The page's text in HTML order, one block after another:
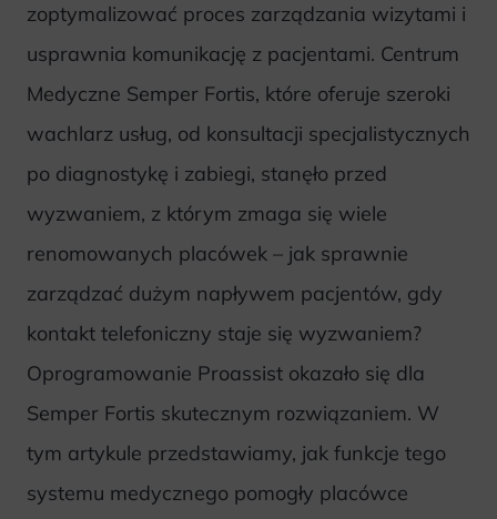
zoptymalizować proces zarządzania wizytami i
usprawnia komunikację z pacjentami. Centrum
Medyczne Semper Fortis, które oferuje szeroki
wachlarz usług, od konsultacji specjalistycznych
po diagnostykę i zabiegi, stanęło przed
wyzwaniem, z którym zmaga się wiele
renomowanych placówek – jak sprawnie
zarządzać dużym napływem pacjentów, gdy
kontakt telefoniczny staje się wyzwaniem?
Oprogramowanie Proassist okazało się dla
Semper Fortis skutecznym rozwiązaniem. W
tym artykule przedstawiamy, jak funkcje tego
systemu medycznego pomogły placówce